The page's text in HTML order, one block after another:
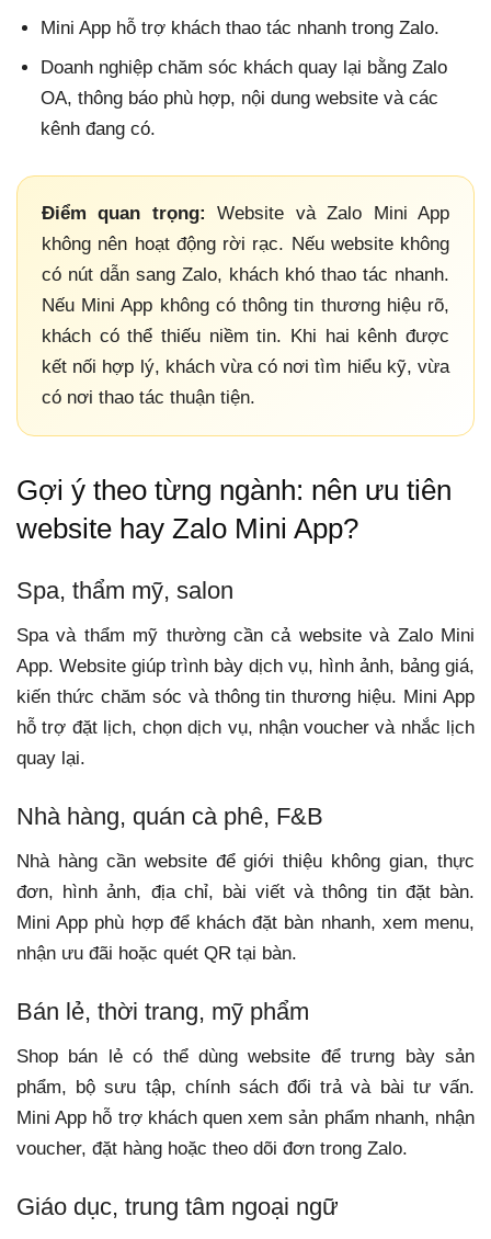
Mini App hỗ trợ khách thao tác nhanh trong Zalo.
Doanh nghiệp chăm sóc khách quay lại bằng Zalo
OA, thông báo phù hợp, nội dung website và các
kênh đang có.
Điểm quan trọng: Website và Zalo Mini App
không nên hoạt động rời rạc. Nếu website không
có nút dẫn sang Zalo, khách khó thao tác nhanh.
Nếu Mini App không có thông tin thương hiệu rõ,
khách có thể thiếu niềm tin. Khi hai kênh được
kết nối hợp lý, khách vừa có nơi tìm hiểu kỹ, vừa
có nơi thao tác thuận tiện.
Gợi ý theo từng ngành: nên ưu tiên
website hay Zalo Mini App?
Spa, thẩm mỹ, salon
Spa và thẩm mỹ thường cần cả website và Zalo Mini
App. Website giúp trình bày dịch vụ, hình ảnh, bảng giá,
kiến thức chăm sóc và thông tin thương hiệu. Mini App
hỗ trợ đặt lịch, chọn dịch vụ, nhận voucher và nhắc lịch
quay lại.
Nhà hàng, quán cà phê, F&B
Nhà hàng cần website để giới thiệu không gian, thực
đơn, hình ảnh, địa chỉ, bài viết và thông tin đặt bàn.
Mini App phù hợp để khách đặt bàn nhanh, xem menu,
nhận ưu đãi hoặc quét QR tại bàn.
Bán lẻ, thời trang, mỹ phẩm
Shop bán lẻ có thể dùng website để trưng bày sản
phẩm, bộ sưu tập, chính sách đổi trả và bài tư vấn.
Mini App hỗ trợ khách quen xem sản phẩm nhanh, nhận
voucher, đặt hàng hoặc theo dõi đơn trong Zalo.
Giáo dục, trung tâm ngoại ngữ